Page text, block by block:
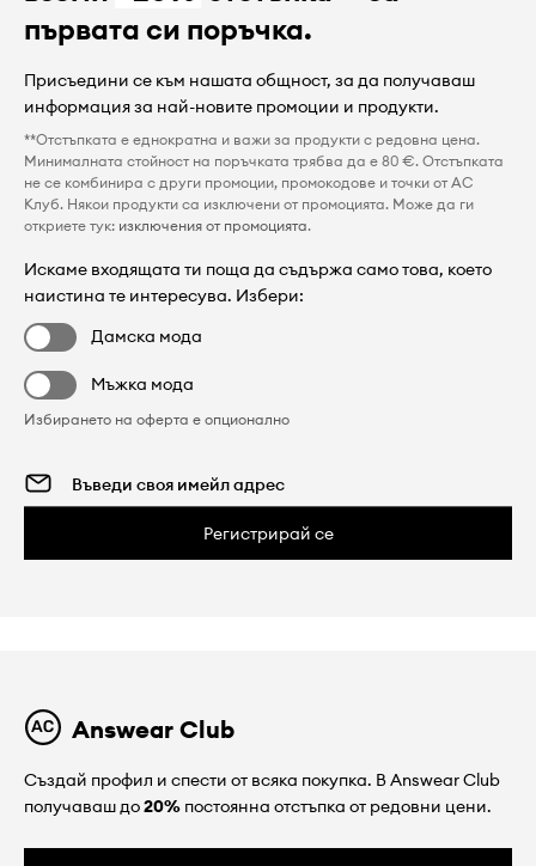
първата си поръчка.
Присъедини се към нашата общност, за да получаваш
информация за най-новите промоции и продукти.
**Отстъпката е еднократна и важи за продукти с редовна цена.
Минималната стойност на поръчката трябва да е 80 €. Отстъпката
не се комбинира с други промоции, промокодове и точки от AC
Клуб. Някои продукти са изключени от промоцията. Може да ги
откриете тук: изключения от промоцията.
Искаме входящата ти поща да съдържа само това, което
наистина те интересува. Избери:
Дамска мода
Мъжка мода
Избирането на оферта е опционално
Регистрирай се
Answear Club
Създай профил и спести от всяка покупка. В Answear Club
получаваш до20% постоянна отстъпка от редовни цени.